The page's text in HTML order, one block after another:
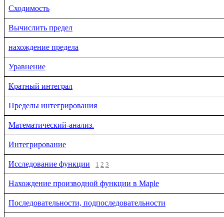
Сходимость
Вычислить предел
нахождение предела
Уравнение
Кратный интеграл
Пределы интегрирования
Математический-анализ.
Интегрирование
Исследование функции 1 2 3
Нахождение производной функции в Maple
Последовательности, подпоследовательности